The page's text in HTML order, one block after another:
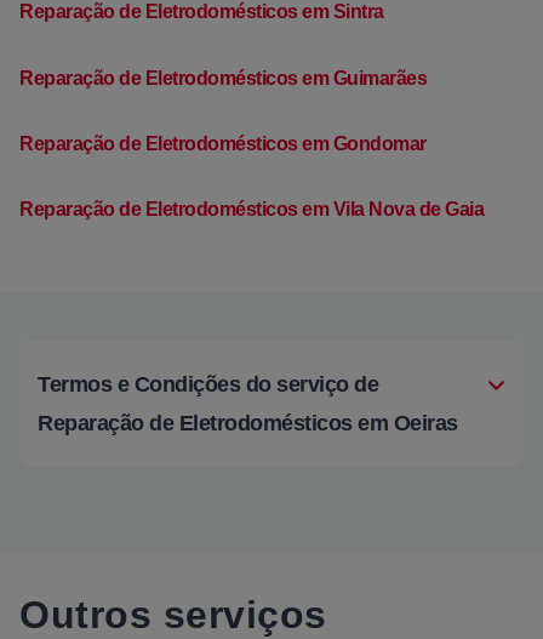
Reparação de Eletrodomésticos em Sintra
Reparação de Eletrodomésticos em Guimarães
Reparação de Eletrodomésticos em Gondomar
Reparação de Eletrodomésticos em Vila Nova de Gaia
Termos e Condições do serviço de
Reparação de Eletrodomésticos em Oeiras
Outros serviços